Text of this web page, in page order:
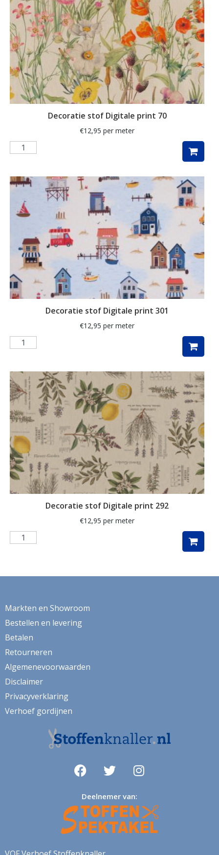
schilderij
schilderijen
schotse ruit
siamees
slak
smal
sneeuwpop
sterren
strandhuisjes
streep
strepen
takken
teckel
thee
Toile de Jouy
uil
unicorn
veldbloemen
verduistering
veren
Vida
vissen
vogel
volkswagenbus
vuurtoren
vw bus
wandtapijt
wereldkaart
wijn
Decoratie stof Digitale print 70
€12,95 per meter
Decoratie stof Digitale print 301
€12,95 per meter
Decoratie stof Digitale print 292
€12,95 per meter
Markten en Showroom
Bestellen en levering
Betalen
Retourneren
Algemenevoorwaarden
Disclaimer
Privacyverklaring
Verhoef gordijnen
Deelnemer van: